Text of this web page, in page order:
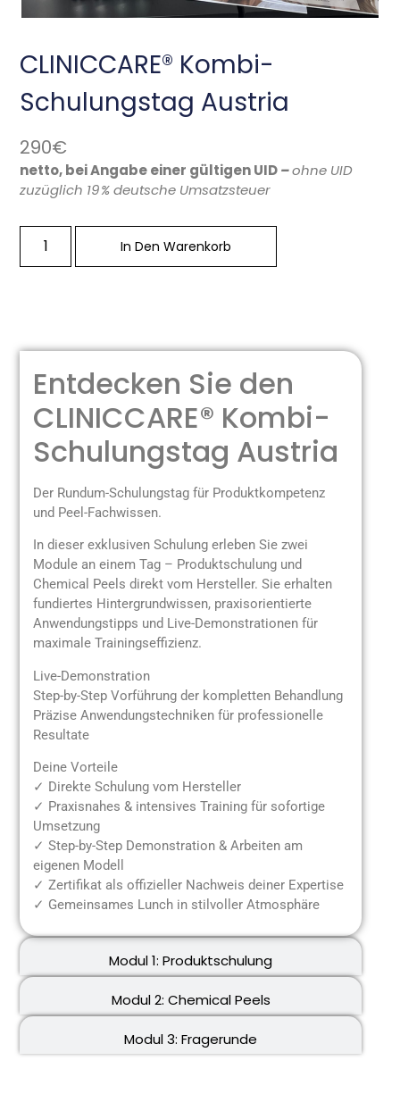
CLINICCARE® Kombi-
Schulungstag Austria
290€
netto, bei Angabe einer gültigen UID–ohne UID
zuzüglich 19 % deutsche Umsatzsteuer
In Den Warenkorb
Modul 1: Produktschulung
Modul 2: Chemical Peels
Modul 3: Fragerunde
Entdecken Sie den
CLINICCARE® Kombi-
Schulungstag Austria
Der Rundum-Schulungstag für Produktkompetenz
und Peel-Fachwissen.
In dieser exklusiven Schulung erleben Sie zwei
Module an einem Tag – Produktschulung und
Chemical Peels direkt vom Hersteller. Sie erhalten
fundiertes Hintergrundwissen, praxisorientierte
Anwendungstipps und Live-Demonstrationen für
maximale Trainingseffizienz.
Live-Demonstration
Step-by-Step Vorführung der kompletten Behandlung
Präzise Anwendungstechniken für professionelle
Resultate
Deine Vorteile
✓ Direkte Schulung vom Hersteller
✓ Praxisnahes & intensives Training für sofortige
Umsetzung
✓ Step-by-Step Demonstration & Arbeiten am
eigenen Modell
✓ Zertifikat als offizieller Nachweis deiner Expertise
✓ Gemeinsames Lunch in stilvoller Atmosphäre